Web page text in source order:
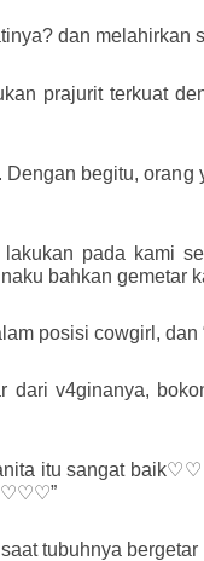
dan melahirkan
prajurit terkuat
begitu,
pada
bahkan gemetar
posisi cowgirl,
dari v4ginanya,
itu sangat baik♡♡
tubuhnya bergetar